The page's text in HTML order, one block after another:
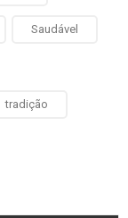
Saudável
tradição